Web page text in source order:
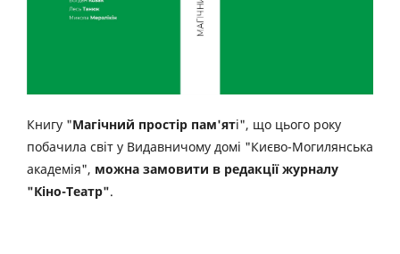
Книгу "Магічний простір пам'яті", що цього року
побачила світ у Видавничому домі "Києво-Могилянська
академія", можна замовити в редакції журналу
"Кіно-Театр".